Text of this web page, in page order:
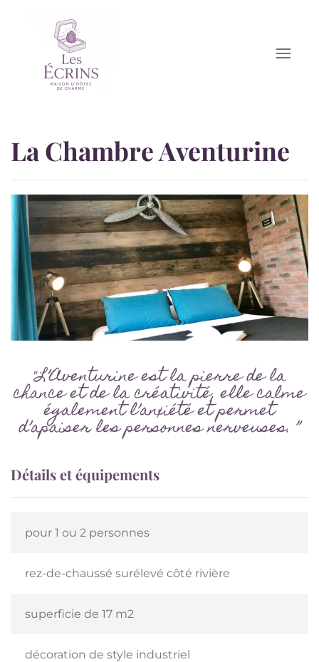
Accéder au contenu principal
La Chambre Aventurine
"L’Aventurine est la pierre de la
chance et de la créativité, elle calme
également l’anxiété et permet
d’apaiser les personnes nerveuses. ”
Détails et équipements
pour 1 ou 2 personnes
rez-de-chaussé surélevé côté rivière
superficie de 17 m2
décoration de style industriel